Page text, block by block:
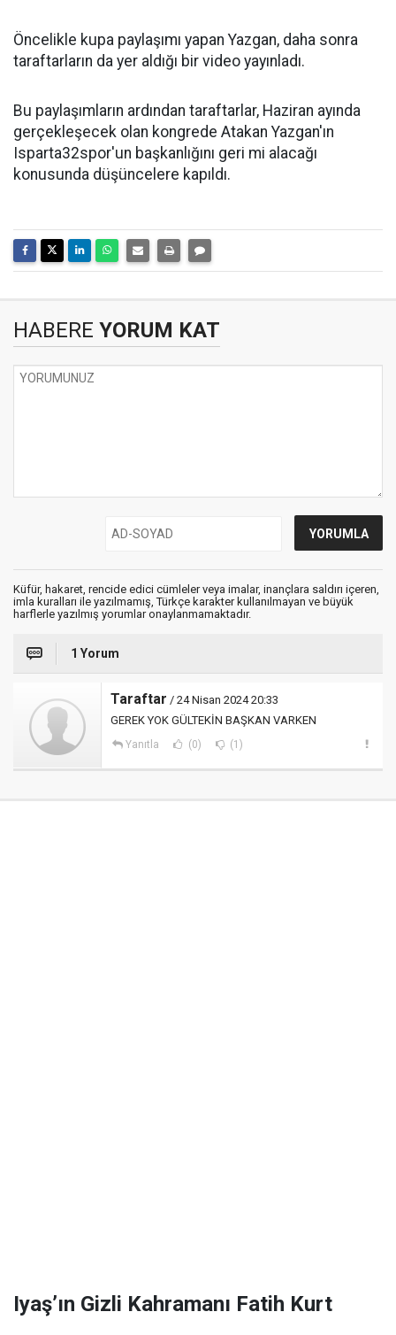
Öncelikle kupa paylaşımı yapan Yazgan, daha sonra
taraftarların da yer aldığı bir video yayınladı.
Bu paylaşımların ardından taraftarlar, Haziran ayında
gerçekleşecek olan kongrede Atakan Yazgan'ın
Isparta32spor'un başkanlığını geri mi alacağı
konusunda düşüncelere kapıldı.
HABERE YORUM KAT
Küfür, hakaret, rencide edici cümleler veya imalar, inançlara saldırı içeren,
imla kuralları ile yazılmamış, Türkçe karakter kullanılmayan ve büyük
harflerle yazılmış yorumlar onaylanmamaktadır.
1 Yorum
Taraftar / 24 Nisan 2024 20:33
GEREK YOK GÜLTEKİN BAŞKAN VARKEN
Yanıtla (0) (1)
Iyaş’ın Gizli Kahramanı Fatih Kurt